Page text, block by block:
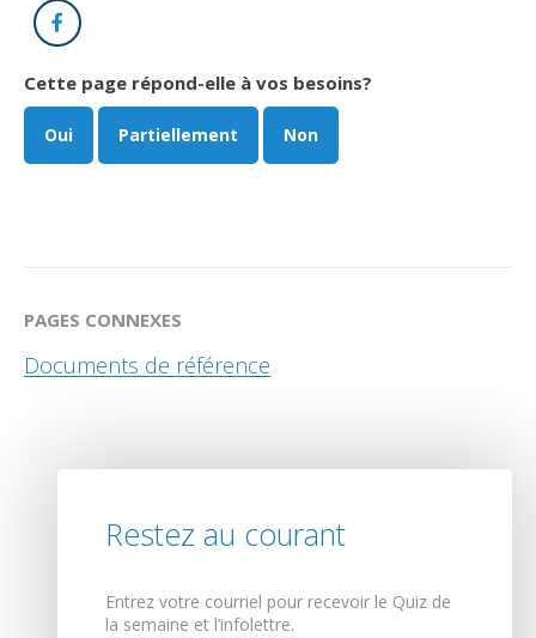
Facebook
Cette page répond-elle à vos besoins?
Oui Partiellement Non
PAGES CONNEXES
Documents de référence
Restez au courant
Entrez votre courriel pour recevoir le Quiz de
la semaine et l’infolettre.